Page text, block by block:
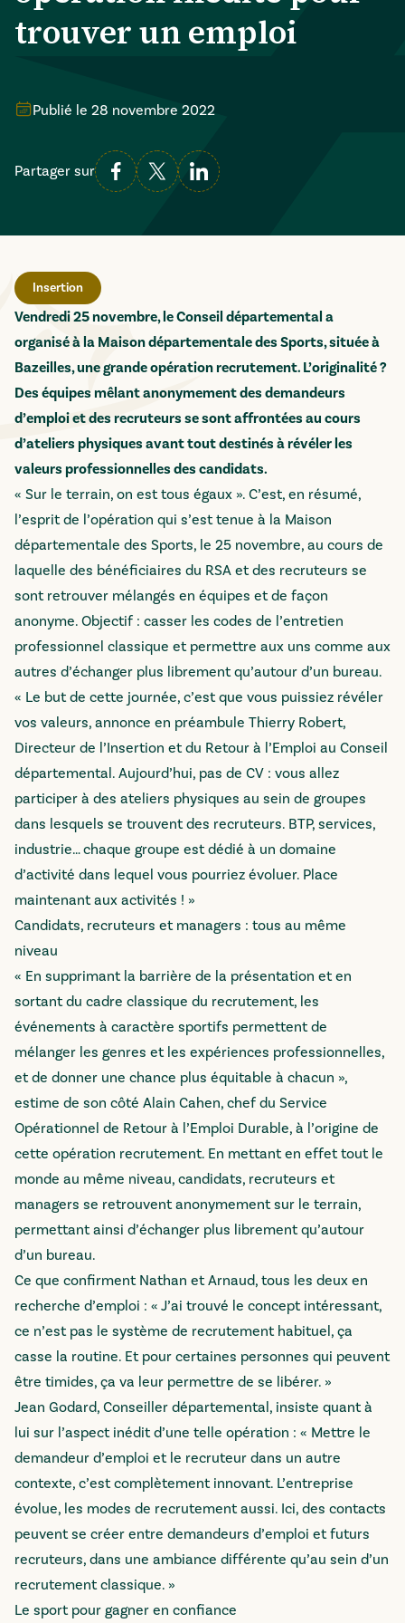
trouver un emploi
Publié le 28 novembre 2022
Partager sur
Insertion
Vendredi 25 novembre, le Conseil départemental a
organisé à la Maison départementale des Sports, située à
Bazeilles, une grande opération recrutement. L’originalité ?
Des équipes mêlant anonymement des demandeurs
d’emploi et des recruteurs se sont affrontées au cours
d’ateliers physiques avant tout destinés à révéler les
valeurs professionnelles des candidats.
« Sur le terrain, on est tous égaux ». C’est, en résumé,
l’esprit de l’opération qui s’est tenue à la Maison
départementale des Sports, le 25 novembre, au cours de
laquelle des bénéficiaires du RSA et des recruteurs se
sont retrouver mélangés en équipes et de façon
anonyme. Objectif : casser les codes de l’entretien
professionnel classique et permettre aux uns comme aux
autres d’échanger plus librement qu’autour d’un bureau.
« Le but de cette journée, c’est que vous puissiez révéler
vos valeurs, annonce en préambule Thierry Robert,
Directeur de l’Insertion et du Retour à l’Emploi au Conseil
départemental. Aujourd’hui, pas de CV : vous allez
participer à des ateliers physiques au sein de groupes
dans lesquels se trouvent des recruteurs. BTP, services,
industrie… chaque groupe est dédié à un domaine
d’activité dans lequel vous pourriez évoluer. Place
maintenant aux activités ! »
Candidats, recruteurs et managers : tous au même
niveau
« En supprimant la barrière de la présentation et en
sortant du cadre classique du recrutement, les
événements à caractère sportifs permettent de
mélanger les genres et les expériences professionnelles,
et de donner une chance plus équitable à chacun »,
estime de son côté Alain Cahen, chef du Service
Opérationnel de Retour à l’Emploi Durable, à l’origine de
cette opération recrutement. En mettant en effet tout le
monde au même niveau, candidats, recruteurs et
managers se retrouvent anonymement sur le terrain,
permettant ainsi d’échanger plus librement qu’autour
d’un bureau.
Ce que confirment Nathan et Arnaud, tous les deux en
recherche d’emploi : « J’ai trouvé le concept intéressant,
ce n’est pas le système de recrutement habituel, ça
casse la routine. Et pour certaines personnes qui peuvent
être timides, ça va leur permettre de se libérer. »
Jean Godard, Conseiller départemental, insiste quant à
lui sur l’aspect inédit d’une telle opération : « Mettre le
demandeur d’emploi et le recruteur dans un autre
contexte, c’est complètement innovant. L’entreprise
évolue, les modes de recrutement aussi. Ici, des contacts
peuvent se créer entre demandeurs d’emploi et futurs
recruteurs, dans une ambiance différente qu’au sein d’un
recrutement classique. »
Le sport pour gagner en confiance